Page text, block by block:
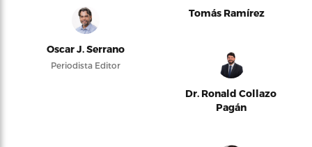
Oscar J. Serrano
Periodista Editor
Tomás Ramírez
Dr. Ronald Collazo
Pagán